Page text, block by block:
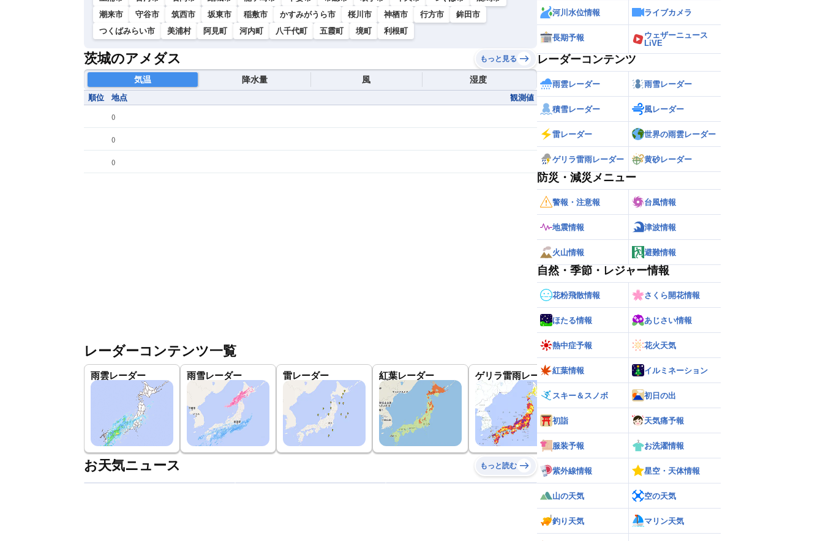
潮来市
守谷市 筑西市 坂東市 稲敷市 かすみがうら市 桜川市 神栖市 行方市
鉾田市
つくばみらい市
美浦村 阿見町 河内町 八千代町 五霞町 境町 利根町
茨城のアメダス もっと見る
気温 降水量 風 湿度
順位 地点 観測値
()
()
()
レーダーコンテンツ一覧
雨雲レーダー 雨雪レーダー 雷レーダー 紅葉レーダー ゲリラ雷雨レーダー 世界の雨雲レーダー
お天気ニュース もっと読む
河川水位情報 ライブカメラ
長期予報
ウェザーニュース
LiVE
レーダーコンテンツ
雨雲レーダー 雨雪レーダー
積雪レーダー 風レーダー
雷レーダー 世界の雨雲レーダー
ゲリラ雷雨レーダー 黄砂レーダー
防災・減災メニュー
警報・注意報 台風情報
地震情報 津波情報
火山情報 避難情報
自然・季節・レジャー情報
花粉飛散情報 さくら開花情報
ほたる情報 あじさい情報
熱中症予報 花火天気
紅葉情報 イルミネーション
スキー＆スノボ 初日の出
初詣 天気痛予報
服装予報 お洗濯情報
紫外線情報 星空・天体情報
山の天気 空の天気
釣り天気 マリン天気